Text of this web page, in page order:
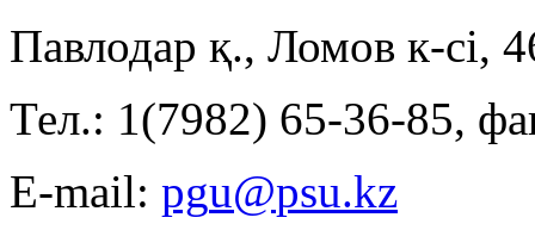
Павлодар қ., Ломов к-сі,
Тел.: 1(7982) 65-36-85,
E-mail: